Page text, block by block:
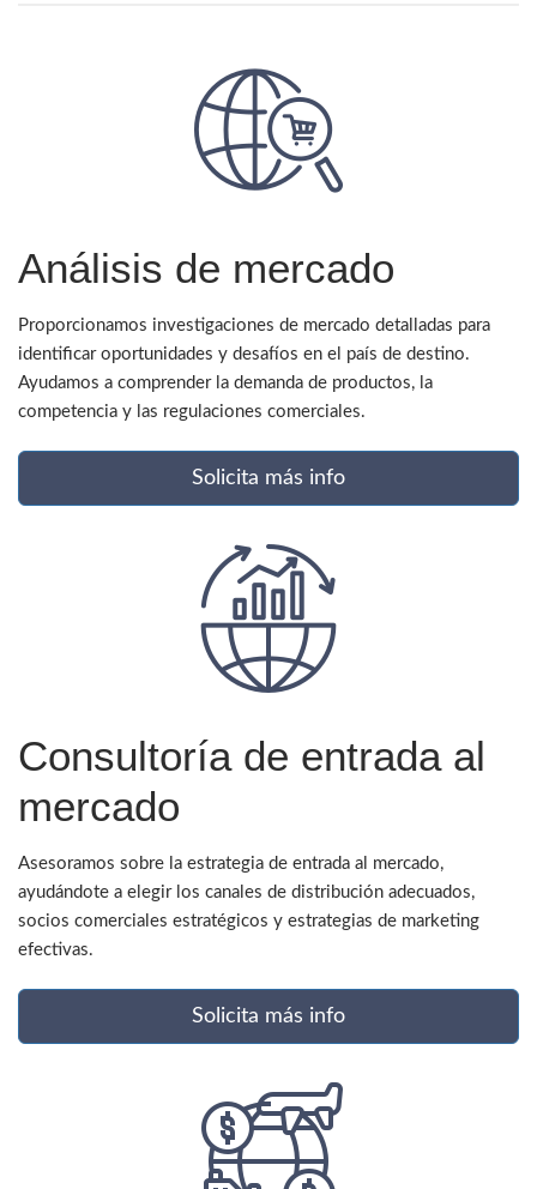
Análisis de mercado
Proporcionamos investigaciones de mercado detalladas para
identificar oportunidades y desafíos en el país de destino.
Ayudamos a comprender la demanda de productos, la
competencia y las regulaciones comerciales.
Solicita más info
Consultoría de entrada al
mercado
Asesoramos sobre la estrategia de entrada al mercado,
ayudándote a elegir los canales de distribución adecuados,
socios comerciales estratégicos y estrategias de marketing
efectivas.
Solicita más info